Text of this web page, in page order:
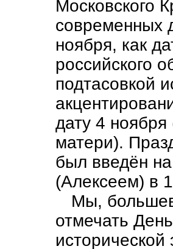
Московского
современных
ноября, как
российского
подтасовкой
дату 4
матери).
был введён
(Алексеем) в
Мы,
отмечать